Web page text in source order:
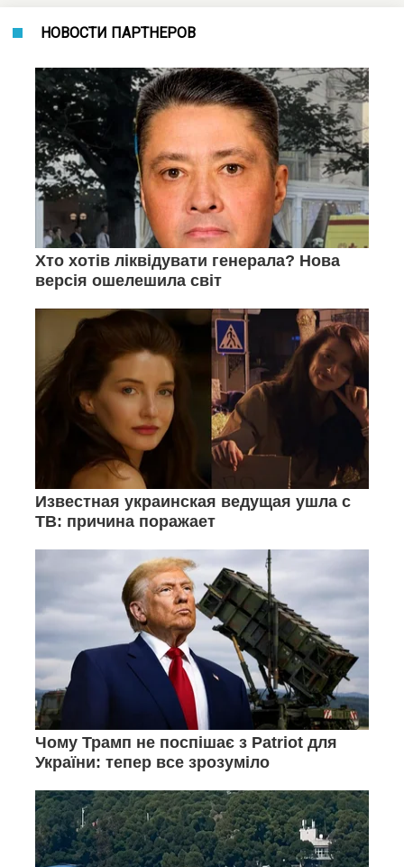
НОВОСТИ ПАРТНЕРОВ